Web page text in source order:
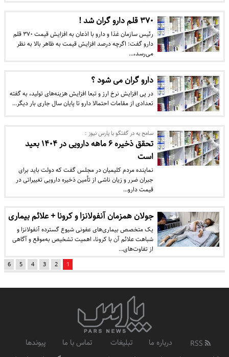
۳۷۰ قلم دارو گران شد !
رئیس سازمان غذا و دارو با اذعان به افزایش قیمت ۳۷۰ قلم
دارو گفت: اگرچه درصد افزایش قیمت به ظاهر بالا به نظر
می‌رسد،…
دارو گران می شود ؟
در پی افزایش نرخ ارز و تبعا افزایش هزینه‌های تولید، به گفته
تعدادی از مقامات احتمالا دارو تا پایان سال جاری بار دیگر…
سامح یه در گفتگو با پارس نیوز :
تحقق ذخیره ۶ ماهه دارویی در ۱۴۰۴ بعید
است
نماینده مردم کلیمیان در مجلس گفت که دولت باید برای
جبران ضرر و زیان ناشی از تأمین ذخیره دارویی تغییراتی در
قیمت دارو…
جولان همزمان آنفولانزا و کرونا + علائم بیماری
یک متخصص بیماری‌های عفونی شیوع گسترده آنفولانزا و
شباهت علائم آن با کرونا، اهمیت تشخیص به‌موقع و آگاهی
از تفاوت‌های…
1
2
3
4
5
6
درباره ما تبلیغات تماس با ما پیوندها